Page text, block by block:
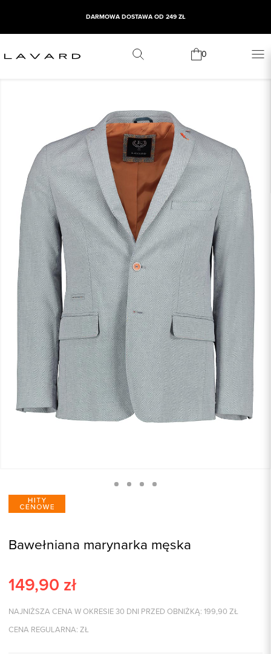
DARMOWA DOSTAWA OD 249 ZŁ
0
Bawełniana marynarka męska
149,90 zł
NAJNIŻSZA CENA W OKRESIE 30 DNI PRZED OBNIŻKĄ: 199,90 ZŁ
CENA REGULARNA: ZŁ